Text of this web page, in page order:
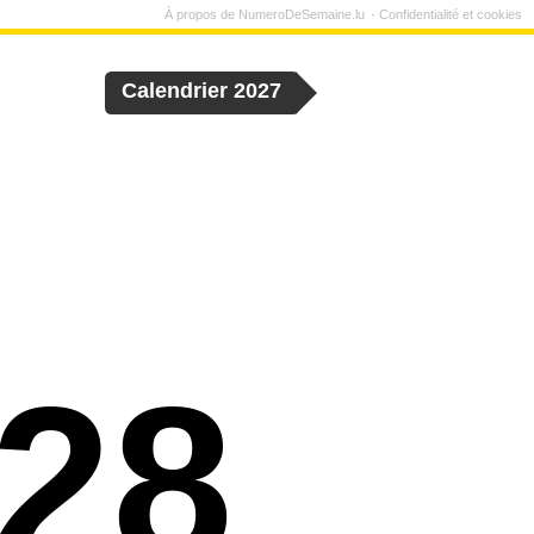
Calendrier 2027
À propos de NumeroDeSemaine.lu Confidentialité et cookies